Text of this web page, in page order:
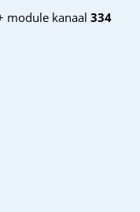
module kanaal 334